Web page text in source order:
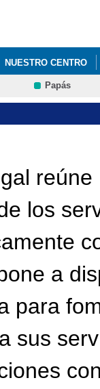
NUESTRO CENTRO
Papás
los
a
para
sus